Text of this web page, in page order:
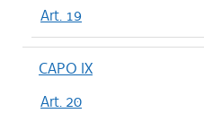
Art. 19
CAPO IX
Art. 20